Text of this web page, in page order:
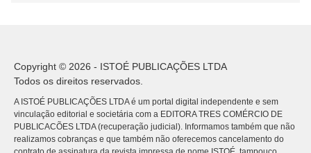
Copyright © 2026 - ISTOÉ PUBLICAÇÕES LTDA
Todos os direitos reservados.
A ISTOÉ PUBLICAÇÕES LTDA é um portal digital independente e sem
vinculação editorial e societária com a EDITORA TRES COMÉRCIO DE
PUBLICACÕES LTDA (recuperação judicial). Informamos também que não
realizamos cobranças e que também não oferecemos cancelamento do